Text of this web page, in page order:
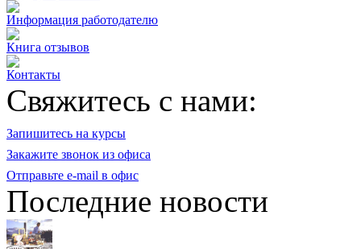
Информация работодателю
Книга отзывов
Контакты
Свяжитесь с нами:
Запишитесь на курсы
Закажите звонок из офиса
Отправьте e-mail в офис
Последние новости